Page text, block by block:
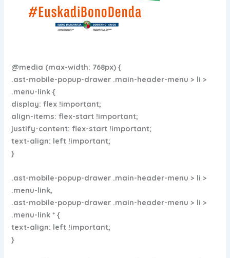
@media (max-width: 768px) {
.ast-mobile-popup-drawer .main-header-menu > li >
.menu-link {
display: flex !important;
align-items: flex-start !important;
justify-content: flex-start !important;
text-align: left !important;
}
.ast-mobile-popup-drawer .main-header-menu > li >
.menu-link,
.ast-mobile-popup-drawer .main-header-menu > li >
.menu-link * {
text-align: left !important;
}